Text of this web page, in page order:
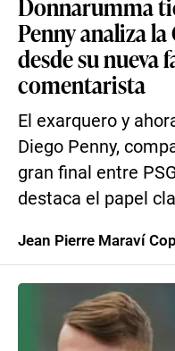
Penny analiza
desde su nueva
comentarista
El exarquero y
Diego Penny,
gran final entre
destaca el papel
Jean Pierre Maraví